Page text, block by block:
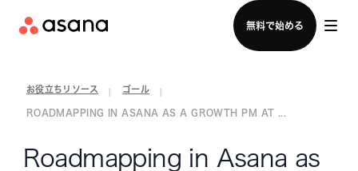
無料で始める
セールスチームに問い合わせる
お役立ちリソース ゴール
ROADMAPPING IN ASANA AS A GROWTH PM AT ...
Roadmapping in Asana as